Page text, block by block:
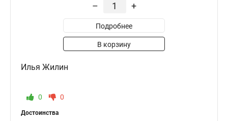
– +
Подробнее
В корзину
Илья Жилин
0 0
Достоинства